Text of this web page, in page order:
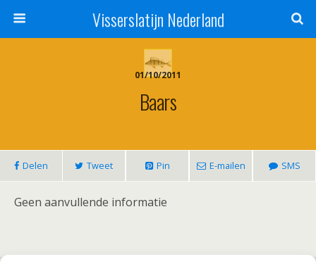
Visserslatijn Nederland
01/10/2011
Baars
Delen Tweet Pin E-mailen SMS
Geen aanvullende informatie